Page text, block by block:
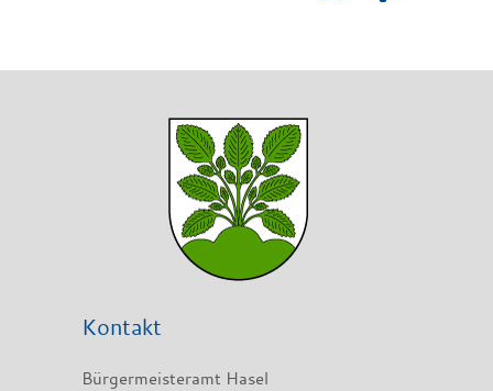
Kontakt
Bürgermeisteramt Hasel